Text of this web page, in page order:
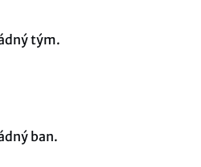
tým.
ban.